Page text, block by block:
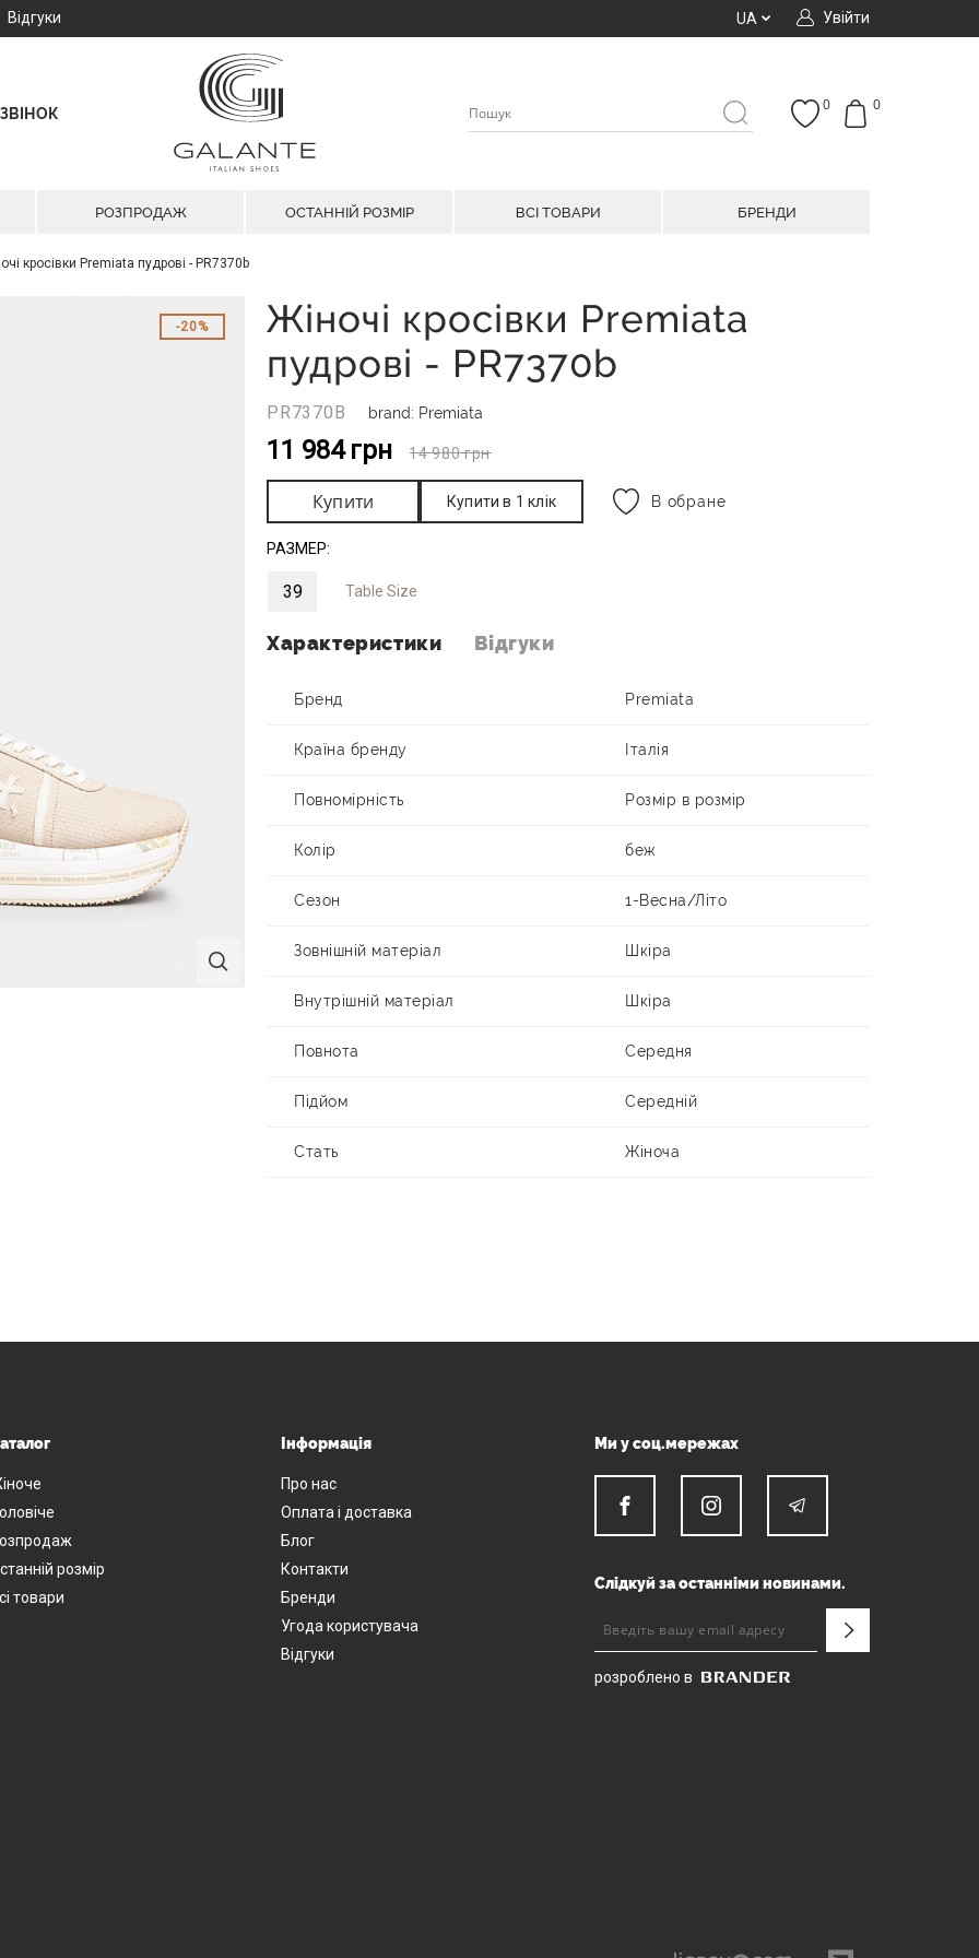
Відгуки Увійти
UA
0
0
РОЗПРОДАЖ ОСТАННІЙ РОЗМІР ВСІ ТОВАРИ БРЕНДИ
кросівки Premiata пудрові - PR7370b
20%
Жіночі кросівки Premiata
пудрові - PR7370b
PR7370B brand: Premiata
11 984грн 14 980грн
Купити Купити в 1 клік В обране
РАЗМЕР:
39 Table Size
Характеристики Відгуки
Бренд Premiata
Країна бренду Італія
Повномірність Розмір в розмір
Колір беж
Сезон 1-Весна/Літо
Зовнішній матеріал Шкіра
Внутрішній матеріал Шкіра
Повнота Середня
Підйом Середній
Стать Жіноча
розмір
товари
Інформація
Про нас
Оплата і доставка
Блог
Контакти
Бренди
Угода користувача
Відгуки
Ми у соц.мережах
Слідкуй за останніми новинами.
розроблено в